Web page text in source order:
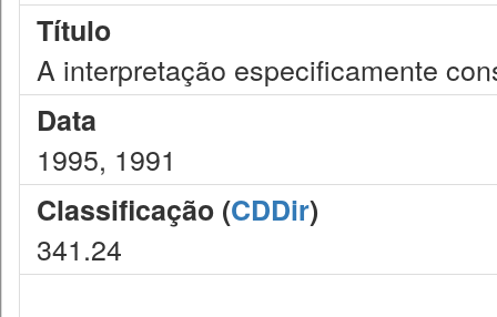
Título
A interpretação especificamente
Data
1995, 1991
Classificação (CDDir)
341.24